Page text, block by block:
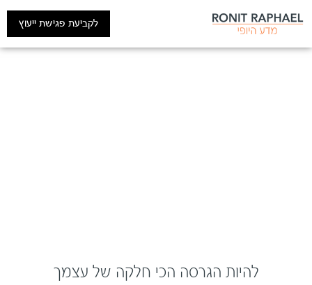
לקביעת פגישת ייעוץ
להיות הגרסה הכי חלקה של עצמך